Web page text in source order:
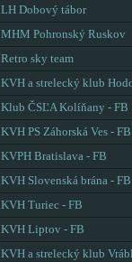
LH Dobový tábor
MHM Pohronský Ruskov
Retro sky team
KVH a strelecký klub
Klub ČSĽA Kolíňany - FB
KVH PS Záhorská Ves - FB
KVPH Bratislava - FB
KVH Slovenská brána - FB
KVH Turiec - FB
KVH Liptov - FB
KVH a strelecký klub